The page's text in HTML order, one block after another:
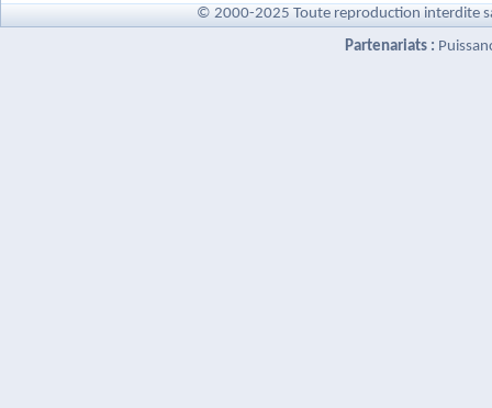
© 2000-2025 Toute reproduction interdite
Partenariats :